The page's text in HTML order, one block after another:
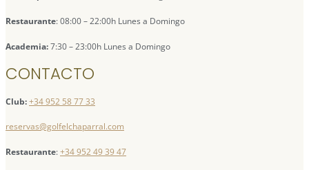
Restaurante: 08:00 – 22:00h Lunes a Domingo
Academia:7:30 – 23:00h Lunes a Domingo
CONTACTO
Club:+34 952 58 77 33
reservas@golfelchaparral.com
Restaurante:+34 952 49 39 47